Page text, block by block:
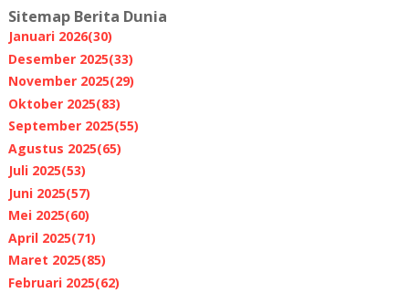
Sitemap Berita Dunia
Januari 2026(30)
Desember 2025(33)
November 2025(29)
Oktober 2025(83)
September 2025(55)
Agustus 2025(65)
Juli 2025(53)
Juni 2025(57)
Mei 2025(60)
April 2025(71)
Maret 2025(85)
Februari 2025(62)